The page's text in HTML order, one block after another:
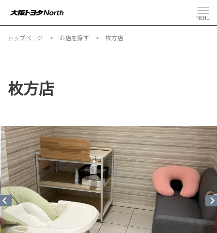
MENU
トップページ お店を探す 枚方店
枚方店